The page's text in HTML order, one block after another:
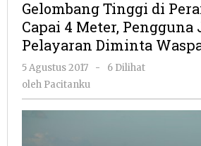
Gelombang Tinggi di
Capai 4 Meter, Pengguna
Pelayaran Diminta
5 Agustus 2017
oleh
-
6 Dilihat
oleh Pacitanku